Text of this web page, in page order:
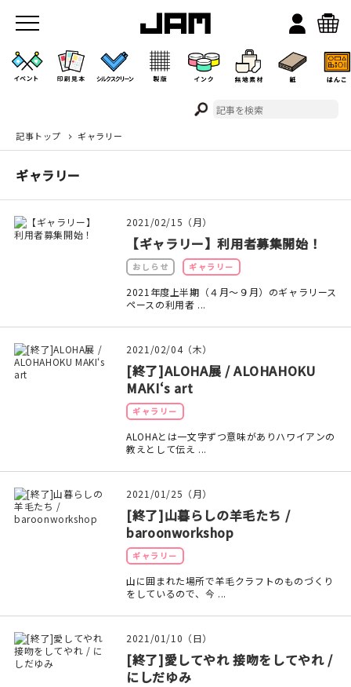
JAMのこと
お店/ワークスペース
イベント
印刷見本
紙
本
はんこ
JAMグッズ
記事トップ ギャラリー
ギャラリー
2021/02/15（月）
【ギャラリー】利用者募集開始！
おしらせ ギャラリー
2021年度上半期（４月～９月）のギャラリース
ペースの利用者 ...
2021/02/04（木）
[終了]ALOHA展 / ALOHAHOKU
MAKI‘s art
ギャラリー
ALOHAとは一文字ずつ意味がありハワイアンの
教えとして伝え ...
2021/01/25（月）
[終了]山暮らしの羊毛たち /
baroonworkshop
ギャラリー
山に囲まれた場所で羊毛クラフトのものづくり
をしているので、今 ...
2021/01/10（日）
[終了]愛してやれ 接吻をしてやれ /
にしだゆみ